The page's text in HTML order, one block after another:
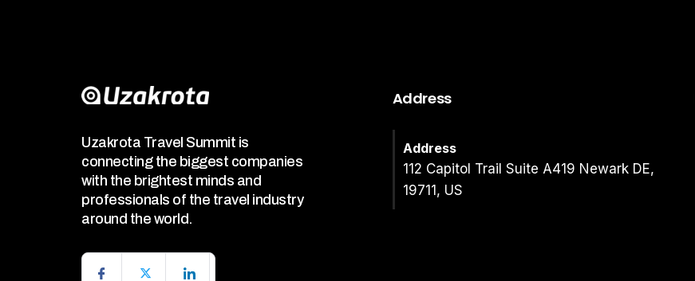
Uzakrota Travel Summit is
connecting the biggest companies
with the brightest minds and
professionals of the travel industry
around the world.
Address
Address
112 Capitol Trail Suite A419 Newark DE,
19711, US